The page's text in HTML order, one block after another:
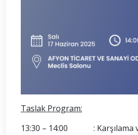
Taslak Program:
13:30 – 14:00 : Karşılama